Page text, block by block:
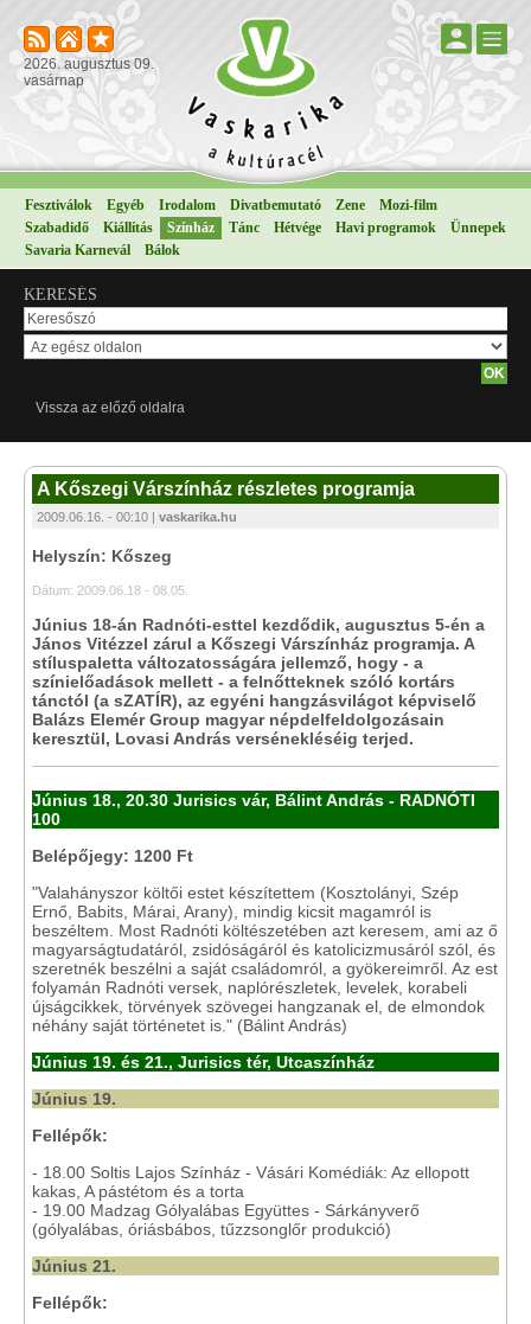
2026. augusztus 09.
vasárnap
Fesztiválok Egyéb Irodalom Divatbemutató Zene
Mozi-film
Szabadidő
Kiállítás Színház Tánc Hétvége Havi programok
Ünnepek
Savaria Karnevál
Bálok
KERESÉS
Vissza az előző oldalra
A Kőszegi Várszínház részletes programja
2009.06.16. - 00:10 | vaskarika.hu
Helyszín: Kőszeg
Dátum: 2009.06.18 - 08.05.
Június 18-án Radnóti-esttel kezdődik, augusztus 5-én a
János Vitézzel zárul a Kőszegi Várszínház programja. A
stíluspaletta változatosságára jellemző, hogy - a
színielőadások mellett - a felnőtteknek szóló kortárs
tánctól (a sZATÍR), az egyéni hangzásvilágot képviselő
Balázs Elemér Group magyar népdelfeldolgozásain
keresztül, Lovasi András versénekléséig terjed.
Június 18., 20.30 Jurisics vár, Bálint András - RADNÓTI
100
Belépőjegy: 1200 Ft
"Valahányszor költői estet készítettem (Kosztolányi, Szép
Ernő, Babits, Márai, Arany), mindig kicsit magamról is
beszéltem. Most Radnóti költészetében azt keresem, ami az ő
magyarságtudatáról, zsidóságáról és katolicizmusáról szól, és
szeretnék beszélni a saját családomról, a gyökereimről. Az est
folyamán Radnóti versek, naplórészletek, levelek, korabeli
újságcikkek, törvények szövegei hangzanak el, de elmondok
néhány saját történetet is." (Bálint András)
Június 19. és 21., Jurisics tér, Utcaszínház
Június 19.
Fellépők:
- 18.00 Soltis Lajos Színház - Vásári Komédiák: Az ellopott
kakas, A pástétom és a torta
- 19.00 Madzag Gólyalábas Együttes - Sárkányverő
(gólyalábas, óriásbábos, tűzzsonglőr produkció)
Június 21.
Fellépők: